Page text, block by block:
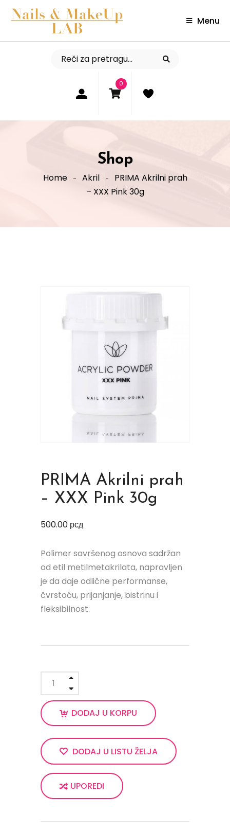
Menu
0
Shop
Home Akril
PRIMA Akrilni prah
– XXX Pink 30g
PRIMA Akrilni prah
– XXX Pink 30g
500.00 рсд
Polimer savršenog osnova sadržan
od etil metilmetakrilata, napravljen
je da daje odlične performanse,
čvrstoću, prijanjanje, bistrinu i
fleksibilnost.
DODAJ U KORPU
DODAJ U LISTU ŽELJA
UPOREDI